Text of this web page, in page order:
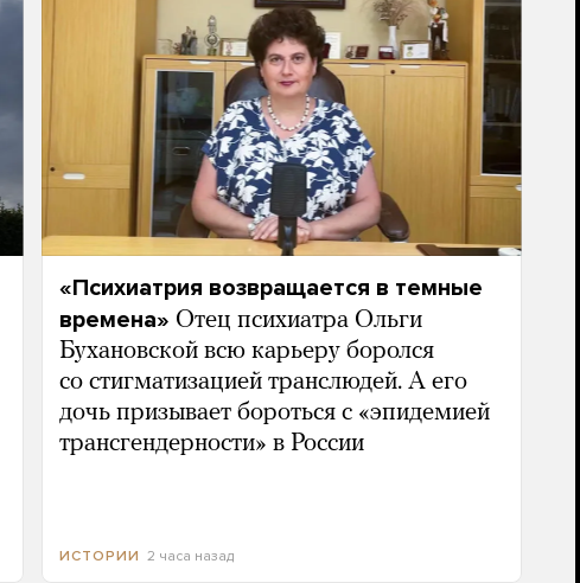
«Психиатрия возвращается в темные
времена» Отец психиатра Ольги
Бухановской всю карьеру боролся
со стигматизацией транслюдей. А его
дочь призывает бороться с «эпидемией
трансгендерности» в России
ИСТОРИИ 2 часа назад